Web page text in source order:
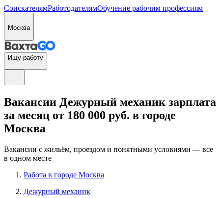
СоискателямРаботодателямОбучение рабочим профессиям
Москва
Ищу работу
Вакансии Дежурный механик зарплата
за месяц от 180 000 руб. в городе
Москва
Вакансии с жильём, проездом и понятными условиями — все
в одном месте
Работа в городе Москва
Дежурный механик